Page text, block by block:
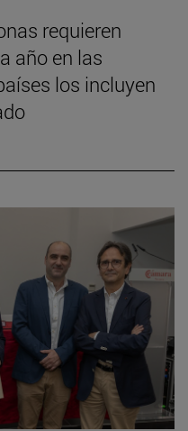
requieren
año en las
los incluyen